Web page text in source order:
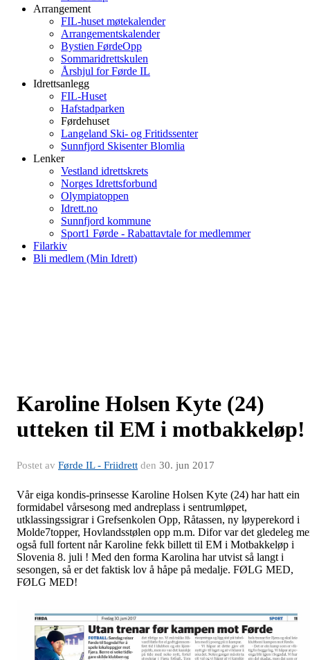
Arrangement
FIL-huset møtekalender
Arrangementskalender
Bystien FørdeOpp
Sommaridrettskulen
Årshjul for Førde IL
Idrettsanlegg
FIL-Huset
Hafstadparken
Førdehuset
Langeland Ski- og Fritidssenter
Sunnfjord Skisenter Blomlia
Lenker
Vestland idrettskrets
Norges Idrettsforbund
Olympiatoppen
Idrett.no
Sunnfjord kommune
Sport1 Førde - Rabattavtale for medlemmer
Filarkiv
Bli medlem (Min Idrett)
Karoline Holsen Kyte (24)
utteken til EM i motbakkeløp!
Postet av Førde IL - Friidrett den 30. jun 2017
Vår eiga kondis-prinsesse Karoline Holsen Kyte (24) har hatt ein
formidabel vårsesong med andreplass i sentrumløpet,
utklassingssigrar i Grefsenkolen Opp, Råtassen, ny løyperekord i
Molde7topper, Hovlandsstølen opp m.m. Difor var det gledeleg
også full fortent når Karoline fekk billett til EM i Motbakkeløp i
Slovenia 8. juli ! Med den forma Karolina har utvist så langt i
sesongen, så er det faktisk lov å håpe på medalje. FØLG MED,
FØLG MED!